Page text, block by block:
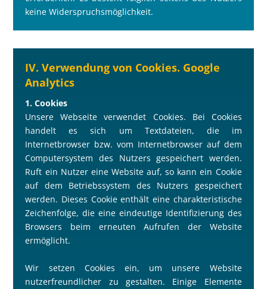
keine Widerspruchsmöglichkeit.
IV. Verwendung von Cookies. Google
Analytics
1. Cookies
Unsere Webseite verwendet Cookies. Bei Cookies
handelt es sich um Textdateien, die im
Internetbrowser bzw. vom Internetbrowser auf dem
Computersystem des Nutzers gespeichert werden.
Ruft ein Nutzer eine Website auf, so kann ein Cookie
auf dem Betriebssystem des Nutzers gespeichert
werden. Dieses Cookie enthält eine charakteristische
Zeichenfolge, die eine eindeutige Identifizierung des
Browsers beim erneuten Aufrufen der Website
ermöglicht.
Wir setzen Cookies ein, um unsere Website
nutzerfreundlicher zu gestalten. Einige Elemente